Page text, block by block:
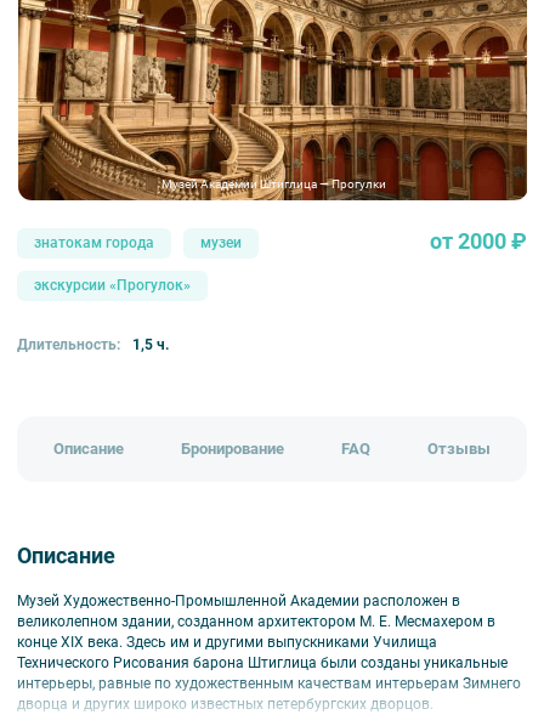
Музей Академии Штиглица — Прогулки
знатокам города музеи
экскурсии «Прогулок»
от 2000 ₽
Длительность: 1,5 ч.
Описание Бронирование FAQ Отзывы
Описание
Музей Художественно-Промышленной Академии расположен в
великолепном здании, созданном архитектором М. Е. Месмахером в
конце XIX века. Здесь им и другими выпускниками Училища
Технического Рисования барона Штиглица были созданы уникальные
интерьеры, равные по художественным качествам интерьерам Зимнего
дворца и других широко известных петербургских дворцов.